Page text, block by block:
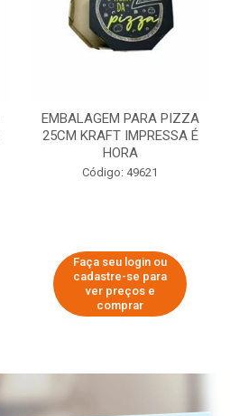
EMBALAGEM PARA PIZZA
25CM KRAFT IMPRESSA É
HORA
Código: 49621
Faça seu login ou
cadastre-se para
ver preços e
comprar